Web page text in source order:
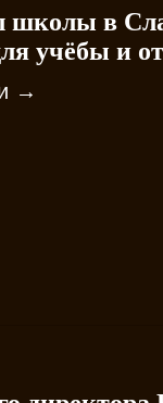
школы в
учёбы и
→